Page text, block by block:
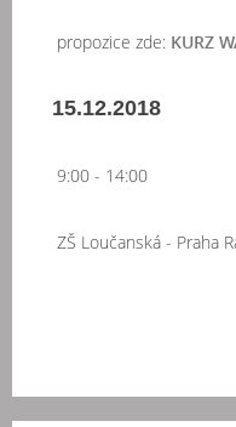
propozice zde: KURZ
15.12.2018
9:00 - 14:00
ZŠ Loučanská - Praha